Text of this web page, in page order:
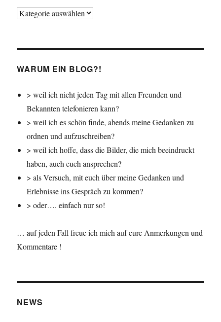
Jahr
WARUM EIN BLOG?!
> weil ich nicht jeden Tag mit allen Freunden und
Bekannten telefonieren kann?
> weil ich es schön finde, abends meine Gedanken zu
ordnen und aufzuschreiben?
> weil ich hoffe, dass die Bilder, die mich beeindruckt
haben, auch euch ansprechen?
> als Versuch, mit euch über meine Gedanken und
Erlebnisse ins Gespräch zu kommen?
> oder…. einfach nur so!
… auf jeden Fall freue ich mich auf eure Anmerkungen und
Kommentare !
NEWS